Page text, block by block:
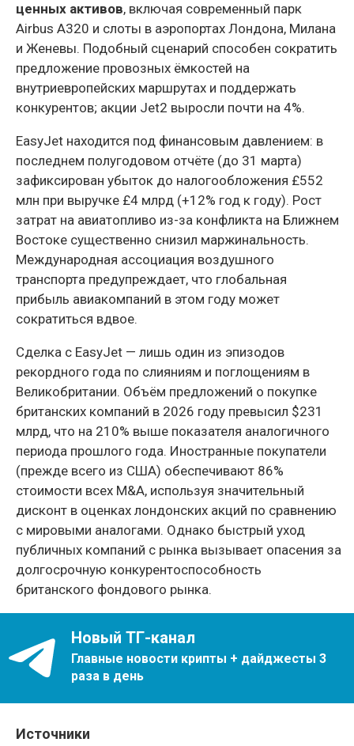
ценных активов, включая современный парк
Airbus A320 и слоты в аэропортах Лондона, Милана
и Женевы. Подобный сценарий способен сократить
предложение провозных ёмкостей на
внутриевропейских маршрутах и поддержать
конкурентов; акции Jet2 выросли почти на 4%.
EasyJet находится под финансовым давлением: в
последнем полугодовом отчёте (до 31 марта)
зафиксирован убыток до налогообложения £552
млн при выручке £4 млрд (+12% год к году). Рост
затрат на авиатопливо из-за конфликта на Ближнем
Востоке существенно снизил маржинальность.
Международная ассоциация воздушного
транспорта предупреждает, что глобальная
прибыль авиакомпаний в этом году может
сократиться вдвое.
Сделка с EasyJet — лишь один из эпизодов
рекордного года по слияниям и поглощениям в
Великобритании. Объём предложений о покупке
британских компаний в 2026 году превысил $231
млрд, что на 210% выше показателя аналогичного
периода прошлого года. Иностранные покупатели
(прежде всего из США) обеспечивают 86%
стоимости всех M&A, используя значительный
дисконт в оценках лондонских акций по сравнению
с мировыми аналогами. Однако быстрый уход
публичных компаний с рынка вызывает опасения за
долгосрочную конкурентоспособность
британского фондового рынка.
Новый ТГ-канал
Главные новости крипты + дайджесты 3
раза в день
Источники